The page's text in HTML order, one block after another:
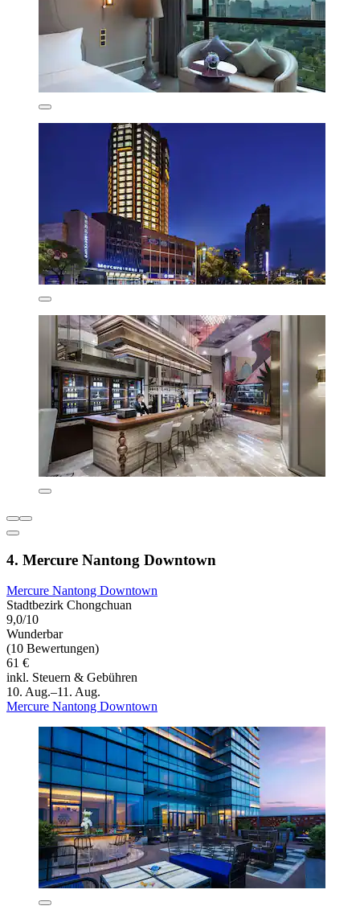
4. Mercure Nantong Downtown
Mercure Nantong Downtown
Stadtbezirk Chongchuan
9,0/10
Wunderbar
(10 Bewertungen)
61 €
inkl. Steuern & Gebühren
10. Aug.–11. Aug.
Mercure Nantong Downtown